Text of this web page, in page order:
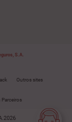
S.A.
Outros sites
Parceiros